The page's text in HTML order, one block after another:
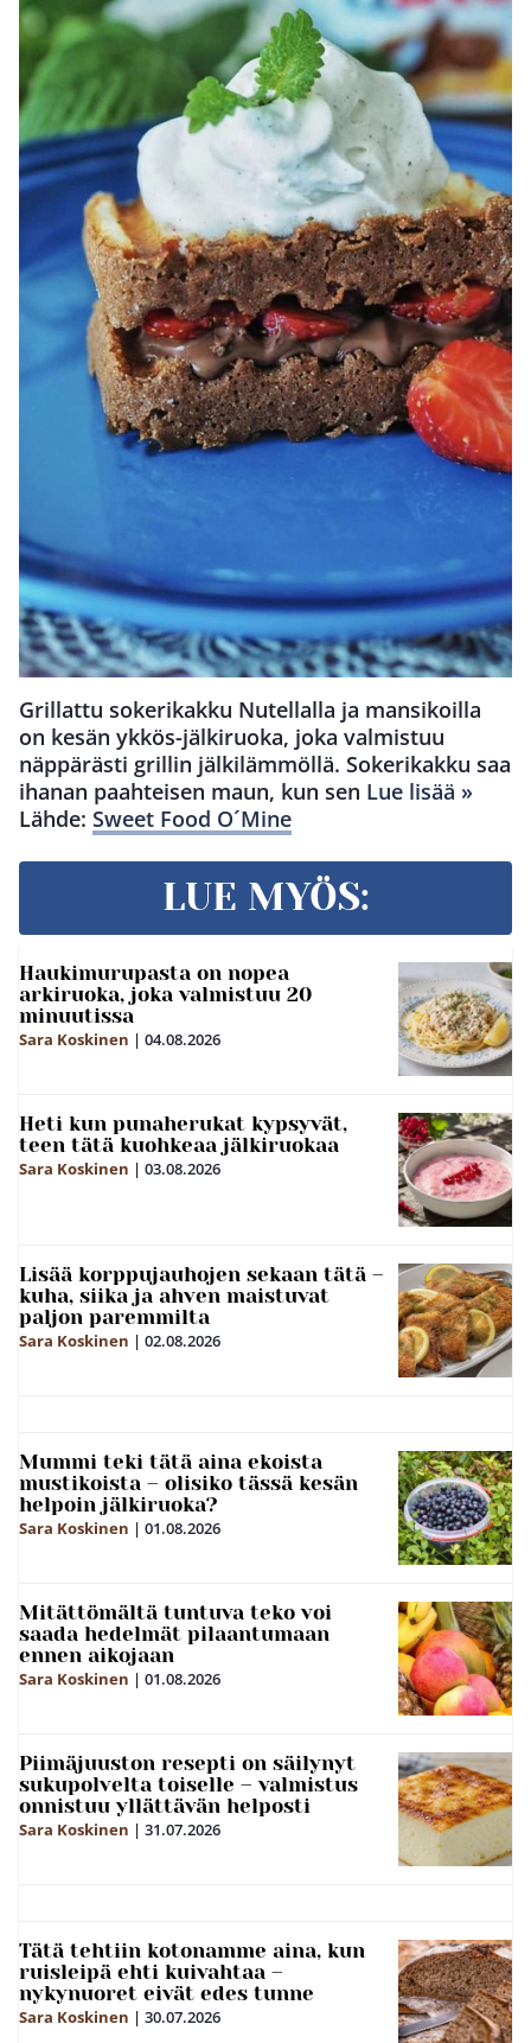
Grillattu sokerikakku Nutellalla ja mansikoilla
on kesän ykkös-jälkiruoka, joka valmistuu
näppärästi grillin jälkilämmöllä. Sokerikakku saa
ihanan paahteisen maun, kun sen Lue lisää »
Lähde: Sweet Food O´Mine
LUE MYÖS:
Haukimurupasta on nopea
arkiruoka, joka valmistuu 20
minuutissa
Sara Koskinen | 04.08.2026
Heti kun punaherukat kypsyvät,
teen tätä kuohkeaa jälkiruokaa
Sara Koskinen | 03.08.2026
Lisää korppujauhojen sekaan tätä –
kuha, siika ja ahven maistuvat
paljon paremmilta
Sara Koskinen | 02.08.2026
Mummi teki tätä aina ekoista
mustikoista – olisiko tässä kesän
helpoin jälkiruoka?
Sara Koskinen | 01.08.2026
Mitättömältä tuntuva teko voi
saada hedelmät pilaantumaan
ennen aikojaan
Sara Koskinen | 01.08.2026
Piimäjuuston resepti on säilynyt
sukupolvelta toiselle – valmistus
onnistuu yllättävän helposti
Sara Koskinen | 31.07.2026
Tätä tehtiin kotonamme aina, kun
ruisleipä ehti kuivahtaa –
nykynuoret eivät edes tunne
Sara Koskinen | 30.07.2026